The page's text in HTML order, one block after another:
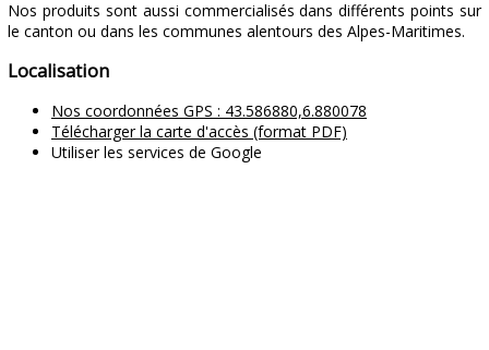
Nos produits sont aussi commercialisés dans différents points sur
le canton ou dans les communes alentours des Alpes-Maritimes.
Localisation
Nos coordonnées GPS : 43.586880,6.880078
Télécharger la carte d'accès (format PDF)
Utiliser les services de Google